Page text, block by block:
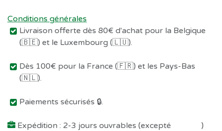
Conditions générales
Livraison offerte dès 80€ d'achat pour la Belgique
(🇧🇪) et le Luxembourg (🇱🇺).
Dès 100€ pour la France (🇫🇷) et les Pays-Bas
(🇳🇱).
Paiements sécurisés 🔒.
Expédition : 2-3 jours ouvrables (excepté
)